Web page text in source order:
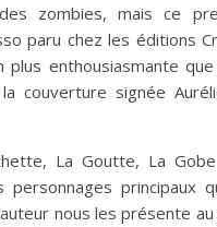
zombies, mais ce
paru chez les éditions
plus enthousiasmante
couverture signée
La Goutte, La
personnages principaux
nous les présente